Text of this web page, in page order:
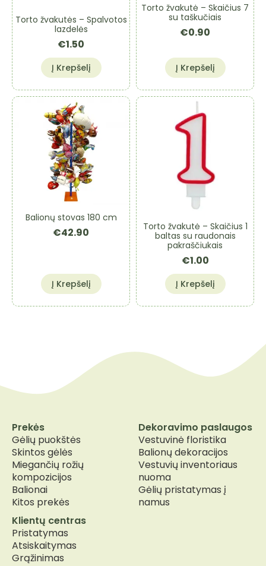
Torto žvakutės – Spalvotos
lazdelės
€1.50
Į Krepšelį
Torto žvakutė – Skaičius 7
su taškučiais
€0.90
Į Krepšelį
Balionų stovas 180 cm
€42.90
Į Krepšelį
Torto žvakutė – Skaičius 1
baltas su raudonais
pakraščiukais
€1.00
Į Krepšelį
Prekės
Gėlių puokštės
Skintos gėlės
Miegančių rožių
kompozicijos
Balionai
Kitos prekės
Dekoravimo paslaugos
Vestuvinė floristika
Balionų dekoracijos
Vestuvių inventoriaus
nuoma
Gėlių pristatymas į
namus
Klientų centras
Pristatymas
Atsiskaitymas
Grąžinimas